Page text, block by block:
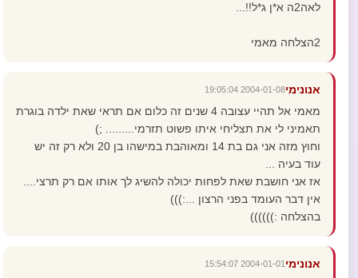
לאה2ה א*ן ג*ל!!...
2הצלחה מאמי
אנונימי2004-01-08 19:05:04
מאמי אל תהיי עצובה 4 שנים זה כלום אם תראי שאת ילדה בוגרת
תאמיני לי את תצליחי איתו פשוט תזרמי......... ;)
וחוץ מזה אני גם בת 14 ומאוהבת במישהו בן 20 ולא רק זה יש
עוד בעיה ...
אז אני חושבת שאת לפחות יכולה להשיג לך אותו אם רק תרצי....
אין דבר העומד בפני הרצון ...:)))
בהצלחה :))))))
אנונימי 2004-01-01 15:54:07